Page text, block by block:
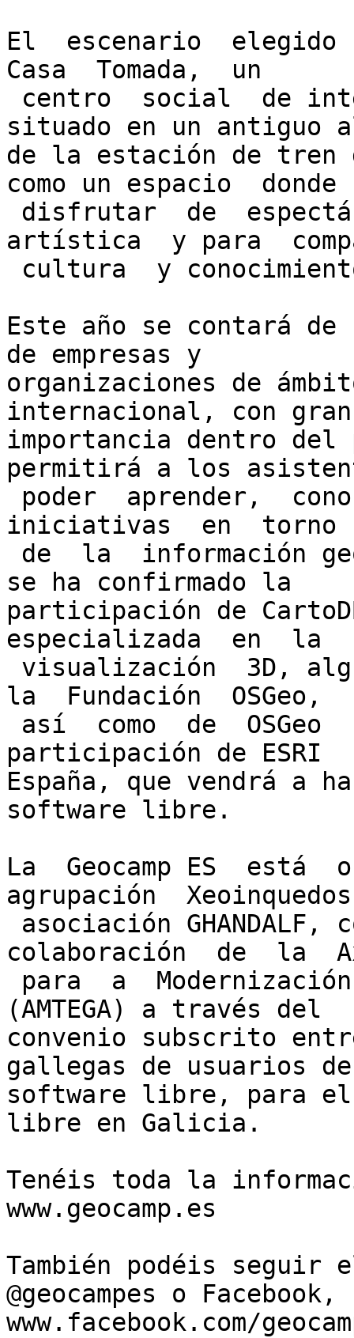
El  escenario
Casa  Tomada,  un
situado en un antiguo
de la estación de tren
como un espacio  donde
artística  y para
Este año se contará
de empresas y
organizaciones de
internacional, con gran
importancia dentro del
permitirá a los
iniciativas  en  torno
se ha confirmado la
participación de
especializada  en  la
la  Fundación  OSGeo,
participación de ESRI
España, que vendrá a
software libre.
La  Geocamp ES  está
agrupación
colaboración  de  la
(AMTEGA) a través del
convenio subscrito
gallegas de usuarios de
software libre, para
libre en Galicia.
Tenéis toda la
www.geocamp.es
También podéis
@geocampes o Facebook,
www.facebook.com/